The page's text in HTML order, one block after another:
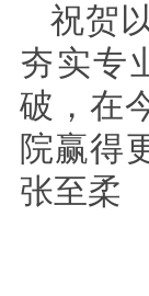
祝贺
夯实专
破，在
院赢得
张至柔